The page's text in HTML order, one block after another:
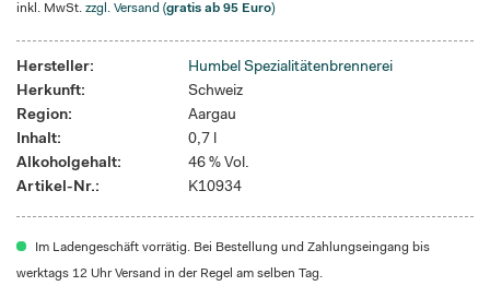
inkl. MwSt. zzgl. Versand (gratis ab 95 Euro)
Hersteller:
Humbel Spezialitätenbrennerei
Herkunft:
Schweiz
Region:
Aargau
Inhalt:
0,7 l
Alkoholgehalt:
46 % Vol.
Artikel-Nr.:
K10934
Im Ladengeschäft vorrätig. Bei Bestellung und Zahlungseingang bis
werktags 12 Uhr Versand in der Regel am selben Tag.